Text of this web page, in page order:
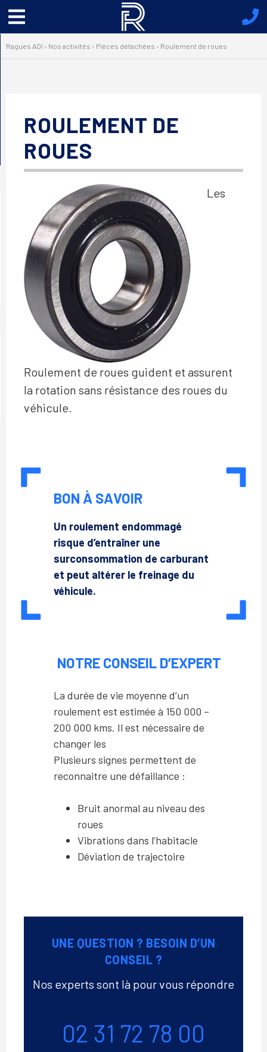
Menu
principal
Ragues AOI › Nos activités › Pièces détachées › Roulement de roues
ROULEMENT DE
ROUES
Les
Roulement de roues guident et assurent
la rotation sans résistance des roues du
véhicule.
BON À SAVOIR
Un roulement endommagé
risque d’entraîner une
surconsommation de carburant
et peut altérer le freinage du
véhicule.
NOTRE CONSEIL D’EXPERT
La durée de vie moyenne d’un
roulement est estimée à 150 000 –
200 000 kms. Il est nécessaire de
changer les
Plusieurs signes permettent de
reconnaitre une défaillance :
Bruit anormal au niveau des
roues
Vibrations dans l’habitacle
Déviation de trajectoire
UNE QUESTION ? BESOIN D’UN
CONSEIL ?
Nos experts sont là pour vous répondre
02 31 72 78 00